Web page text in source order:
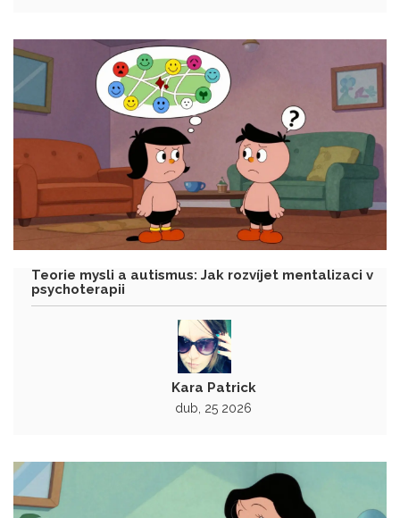
Teorie mysli a autismus: Jak rozvíjet mentalizaci v
psychoterapii
Kara Patrick
dub, 25 2026